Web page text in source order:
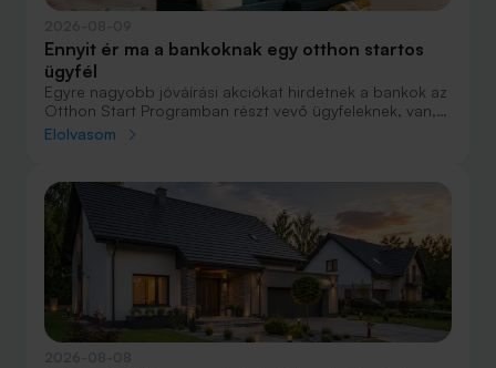
Ennyit ér ma a bankoknak egy otthon startos
ügyfél
Egyre nagyobb jóváírási akciókat hirdetnek a bankok az
Otthon Start Programban részt vevő ügyfeleknek, van,
ahol összesen akár félmillió forint jóváírást is össze lehet
nagyobb jóváírásért?
Elolvasom